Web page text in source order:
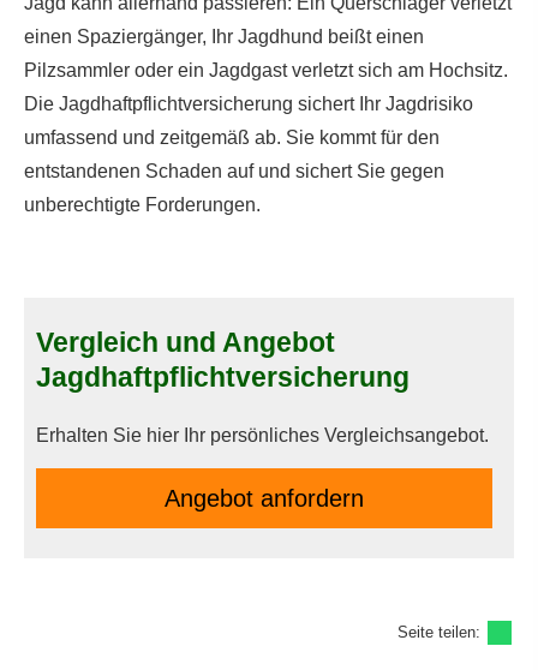
einen Spaziergänger, Ihr Jagdhund beißt einen
Pilzsammler oder ein Jagdgast verletzt sich am Hochsitz.
Die Jagdhaftpflichtversicherung sichert Ihr Jagdrisiko
umfassend und zeitgemäß ab. Sie kommt für den
entstandenen Schaden auf und sichert Sie gegen
unberechtigte Forderungen.
Vergleich und Angebot
Jagdhaftpflichtversicherung
Erhalten Sie hier Ihr persönliches Vergleichsangebot.
An­ge­bot an­for­dern
Seite teilen: